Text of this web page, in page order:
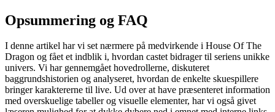
Opsummering og FAQ
I denne artikel har vi set nærmere på medvirkende i House Of The
Dragon og fået et indblik i, hvordan castet bidrager til seriens unikke
univers. Vi har gennemgået hovedrollerne, diskuteret
baggrundshistorien og analyseret, hvordan de enkelte skuespillere
bringer karaktererne til live. Ud over at have præsenteret information
med overskuelige tabeller og visuelle elementer, har vi også givet